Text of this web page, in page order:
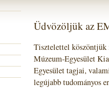
Üdvözöljük az
Tisztelettel köszöntjük
Múzeum-Egyesület
Egyesület tagjai,
legújabb tudományos